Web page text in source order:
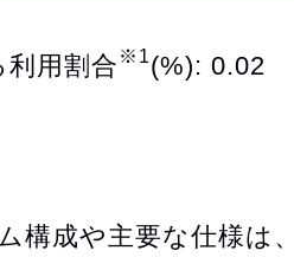
用割合 ※1(%): 0.02
構成や主要な仕様は